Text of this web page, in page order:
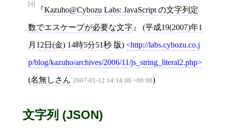
[4]
Kazuho@Cybozu Labs: JavaScript の文字列定
数でエスケープが必要な文字 (平成19(2007)年1
月12日(金) 14時5分51秒 版) http://labs.cybozu.co.j
p/blog/kazuho/archives/2006/11/js_string_literal2.php
(名無しさん 2007-01-12 14:14:06 +00:00)
文字列 (JSON)